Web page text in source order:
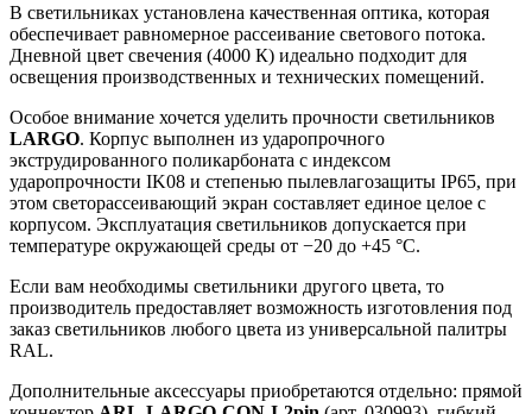
В светильниках установлена качественная оптика, которая
обеспечивает равномерное рассеивание светового потока.
Дневной цвет свечения (4000 К) идеально подходит для
освещения производственных и технических помещений.
Особое внимание хочется уделить прочности светильников
LARGO. Корпус выполнен из ударопрочного
экструдированного поликарбоната с индексом
ударопрочности IK08 и степенью пылевлагозащиты IP65, при
этом светорассеивающий экран составляет единое целое с
корпусом. Эксплуатация светильников допускается при
температуре окружающей среды от −20 до +45 °C.
Если вам необходимы светильники другого цвета, то
производитель предоставляет возможность изготовления под
заказ светильников любого цвета из универсальной палитры
RAL.
Дополнительные аксессуары приобретаются отдельно: прямой